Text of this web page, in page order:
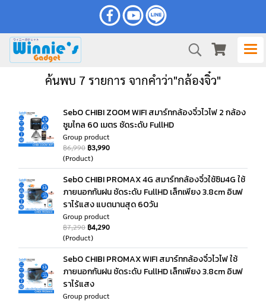
ค้นพบ 7 รายการ จากคำว่า"กล้องจิ๋ว"
SebO CHIBI ZOOM WIFI สมาร์ทกล้องจิ๋วไวไฟ 2 กล้อง
ซูมไกล 60 เมตร ชัดระดับ FullHD
Group product
฿6,990 ฿3,990
(Product)
SebO CHIBI PROMAX 4G สมาร์ทกล้องจิ๋วใช้ซิม4G ใช้
ภายนอกกันฝน ชัดระดับ FullHD เล็กเพียง 3.8cm อินฟ
ราไร้แสง แบตนานสุด 60วัน
Group product
฿7,290 ฿4,290
(Product)
SebO CHIBI PROMAX WIFI สมาร์ทกล้องจิ๋วไวไฟ ใช้
ภายนอกกันฝน ชัดระดับ FullHD เล็กเพียง 3.8cm อินฟ
ราไร้แสง
Group product